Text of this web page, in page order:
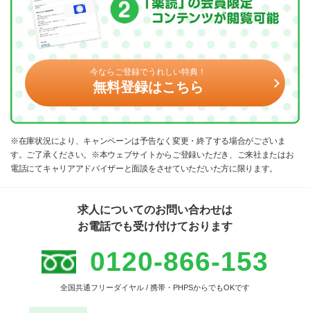
今ならご登録でうれしい特典！
無料登録はこちら
※在庫状況により、キャンペーンは予告なく変更・終了する場合がございま
す。ご了承ください。※本ウェブサイトからご登録いただき、ご来社またはお
電話にてキャリアアドバイザーと面談をさせていただいた方に限ります。
求人についてのお問い合わせは
お電話でも受け付けております
0120-866-153
全国共通フリーダイヤル / 携帯・PHPSからでもOKです